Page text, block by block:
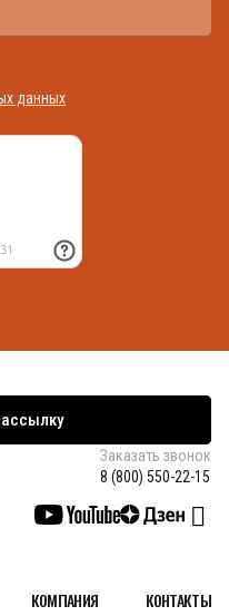
данных
Заказать звонок
8 (800) 550-22-15
КОМПАНИЯ КОНТАКТЫ